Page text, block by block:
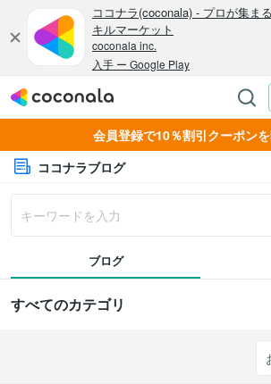
会員登録で10％割引クーポンを
ココナラブログ
ブログ
すべてのカテゴリ